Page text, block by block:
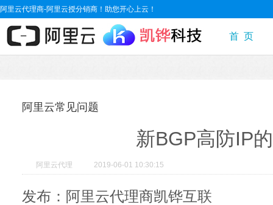
阿里云代理商-阿里云授分销商！助您开心上云！
首 页
阿里云常见问题
新BGP高防IP
阿里云代理 2019-06-01 10:30:15
发布：阿里云代理商凯铧互联